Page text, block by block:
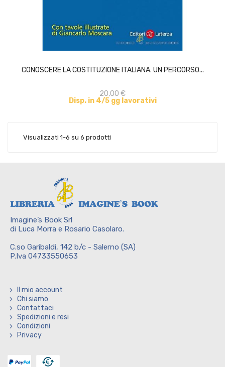
CONOSCERE LA COSTITUZIONE ITALIANA. UN PERCORSO...
20,00 €
Disp. in 4/5 gg lavorativi
Visualizzati 1-6 su 6 prodotti
Imagine’s Book Srl
di Luca Morra e Rosario Casolaro.
C.so Garibaldi, 142 b/c - Salerno (SA)
P.Iva 04733550653
Il mio account
Chi siamo
Contattaci
Spedizioni e resi
Condizioni
Privacy